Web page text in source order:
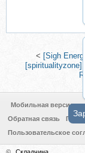
< [Sigh
[spiritualityzone]
Мобильная версия
Обратная связь
Пользовательское